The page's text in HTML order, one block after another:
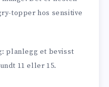
topper hos sensitive
planlegg et bevisst
11 eller 15.